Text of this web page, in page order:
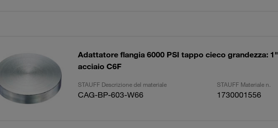
Adattatore flangia 6000 PSI tappo cieco grandezza: 1"
acciaio C6F
STAUFF Descrizione del materiale STAUFF Materiale n.
CAG-BP-603-W66 1730001556